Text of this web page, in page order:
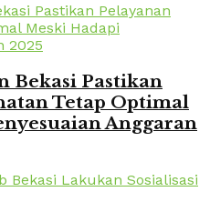
Bekasi Pastikan
Tetap Optimal
Anggaran